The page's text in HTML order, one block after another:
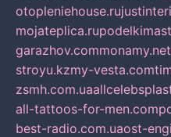
otopleniehouse.ru
mojateplica.ru
garazhov.commonamy.net
stroyu.kzmy-vesta.com
zsmh.com.ua
all-tattoos-for-men.com
best-radio.com.uaost-